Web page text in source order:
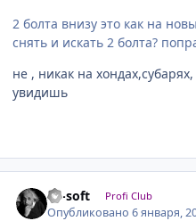
2 болта внизу это как на
снять и искать 2 болта?
не , никак на
увидишь
sd-soft Profi Club
Опубликовано6 января,